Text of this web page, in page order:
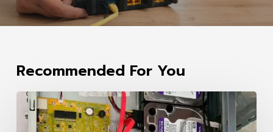
Recommended For You
กล้อง
วงจรปิด